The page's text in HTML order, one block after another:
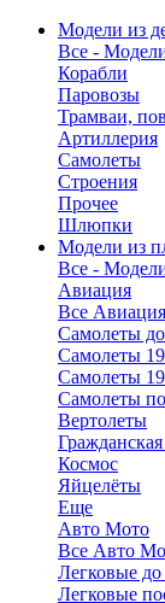
Модели из
Все -
Корабли
Паровозы
Трамваи,
Артиллерия
Самолеты
Строения
Прочее
Шлюпки
Модели из
Все -
Авиация
Все Авиация
Самолеты
Самолеты
Самолеты
Самолеты
Вертолеты
Космос
Яйцелёты
Еще
Авто Мото
Все Авто
Легковые до
Легковые